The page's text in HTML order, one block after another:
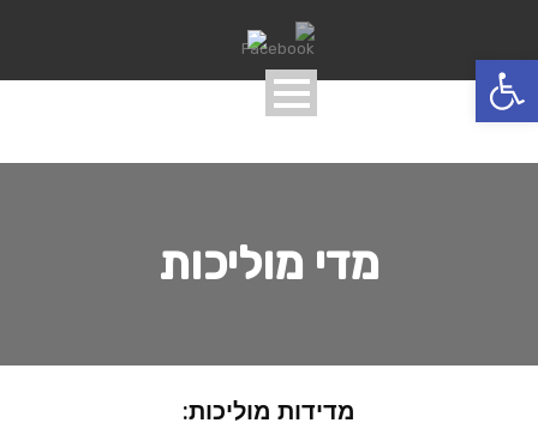
מדי מוליכות
מדידות מוליכות:
פתח סרגל נגישות